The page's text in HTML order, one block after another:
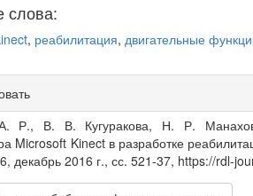
слова:
, реабилитация, двигательные
Р., В. В. Кугуракова, Н. Р.
Microsoft Kinect в разработке
декабрь 2016 г., сс. 521-37, https://rdl-